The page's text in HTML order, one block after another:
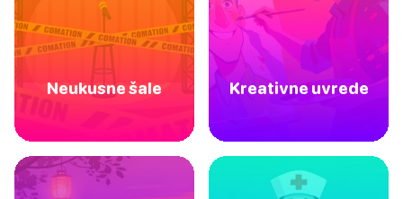
Neukusne šale Kreativne uvrede